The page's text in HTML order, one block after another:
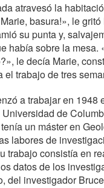
atravesó la
basura!», le
su punta y,
había sobre la mesa.
le decía Marie,
el trabajo de tres
a trabajar en 1948
de
un máster en
labores de
trabajo consistía en
datos de los
del investigador